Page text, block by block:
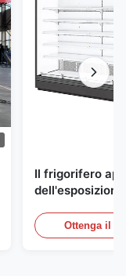
Il frigorifero
refrigerato i
esposizione
Ottenga il